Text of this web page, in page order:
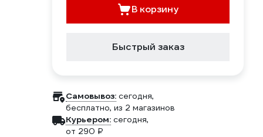
В корзину
Быстрый заказ
Самовывоз: сегодня,
бесплатно, из 2 магазинов
Курьером: сегодня,
от 290 ₽